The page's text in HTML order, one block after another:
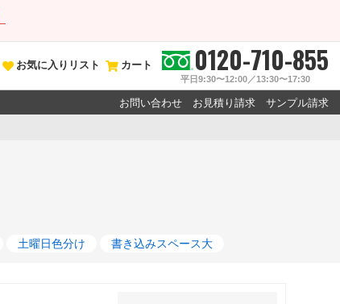
お気に入りリスト カート 0120-710-855
平日9:30〜12:00／13:30〜17:30
お問い合わせ お見積り請求 サンプル請求
土曜日色分け 書き込みスペース大